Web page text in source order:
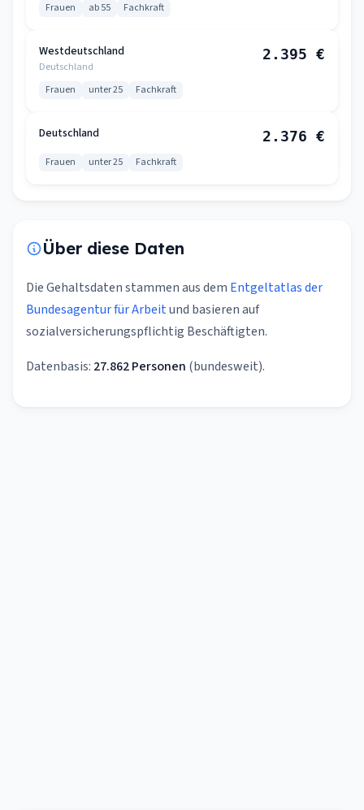
Frauen ab 55 Fachkraft
Westdeutschland
Deutschland
2.395 €
Frauen unter 25 Fachkraft
Deutschland 2.376 €
Frauen unter 25 Fachkraft
Über diese Daten
Die Gehaltsdaten stammen aus dem Entgeltatlas der
Bundesagentur für Arbeitund basieren auf
sozialversicherungspflichtig Beschäftigten.
Datenbasis: 27.862 Personen (bundesweit).